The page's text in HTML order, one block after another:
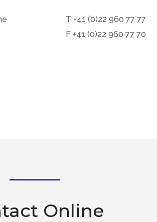
T +41 (0)22 960 77 77
F +41 (0)22 960 77 70
Online